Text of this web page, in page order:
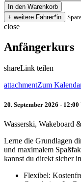
close
Anfängerkurs
shareLink teilen
attachmentZum
20. September 2026 -
Wasserski, Wakeboard
Lerne die Grundlagen
und maximalem
kannst du direkt sicher
Flexibel: